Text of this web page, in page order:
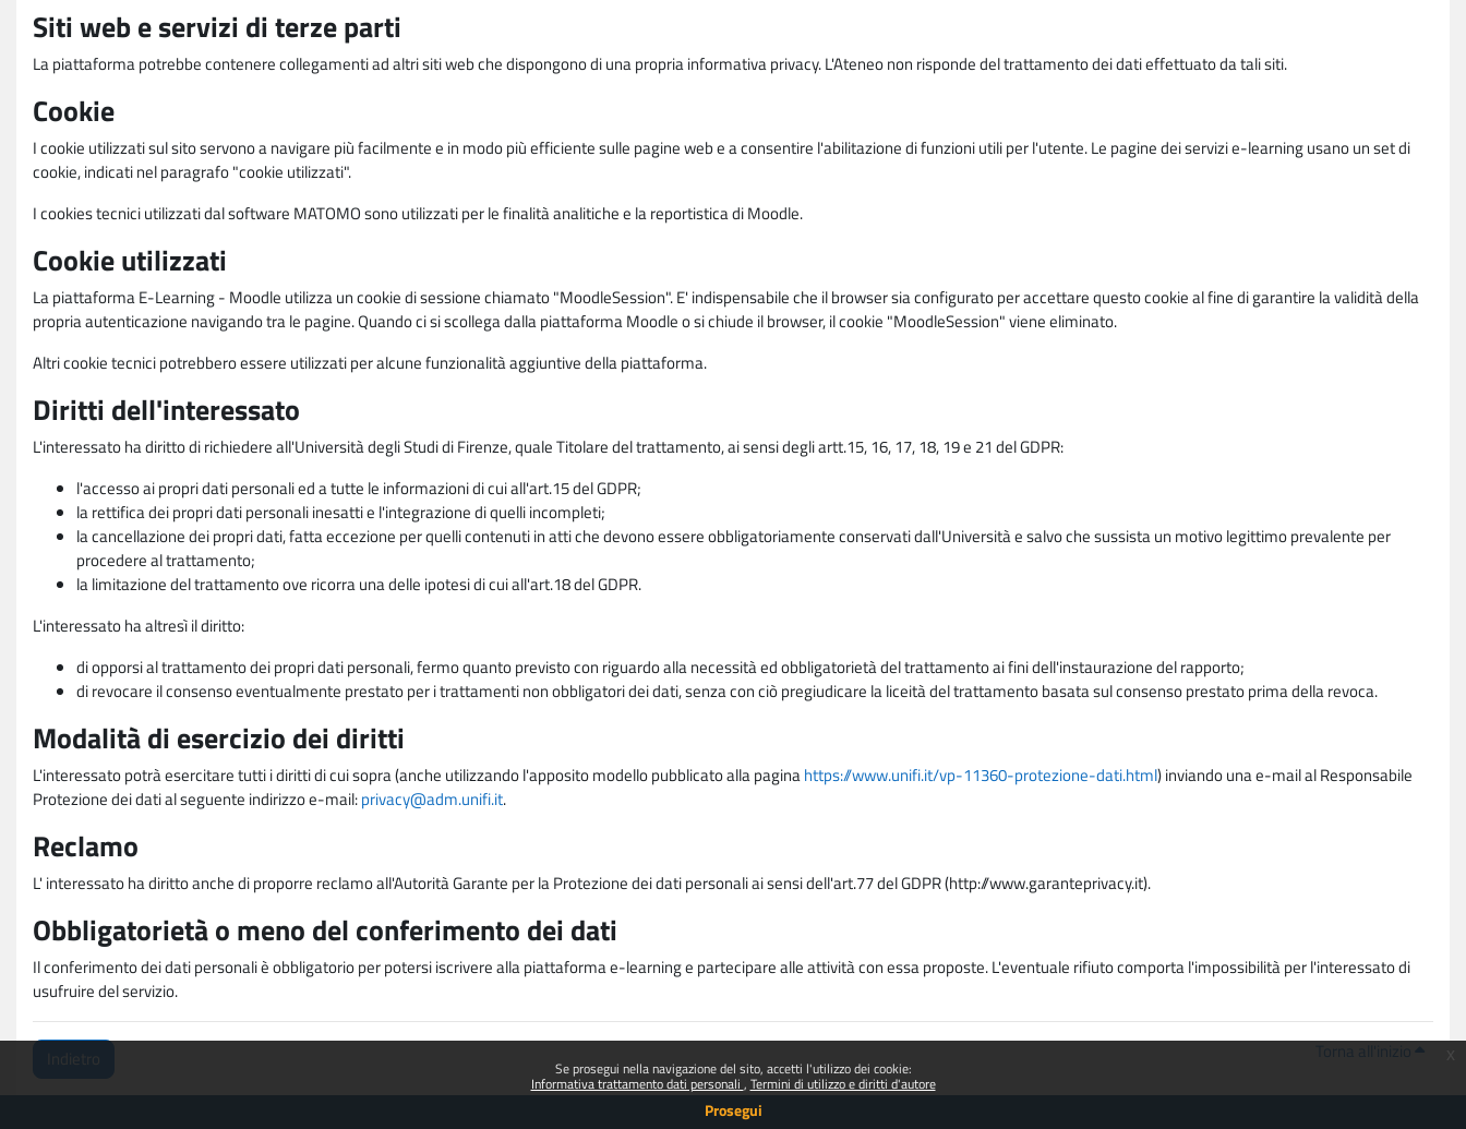
Se prosegui nella navigazione del sito, accetti l'utilizzo dei cookie:
Informativa trattamento dati personali Termini di utilizzo e diritti d'autore
Prosegui
Siti web e servizi di terze parti
La piattaforma potrebbe contenere collegamenti ad altri siti web che dispongono di una propria informativa privacy. L'Ateneo non risponde del trattamento dei dati effettuato da tali siti.
Cookie
I cookie utilizzati sul sito servono a navigare più facilmente e in modo più efficiente sulle pagine web e a consentire l'abilitazione di funzioni utili per l'utente. Le pagine dei servizi e-learning usano un set di
cookie, indicati nel paragrafo "cookie utilizzati".
I cookies tecnici utilizzati dal software MATOMO sono utilizzati per le finalità analitiche e la reportistica di Moodle.
Cookie utilizzati
La piattaforma E-Learning - Moodle utilizza un cookie di sessione chiamato "MoodleSession". E' indispensabile che il browser sia configurato per accettare questo cookie al fine di garantire la validità della
propria autenticazione navigando tra le pagine. Quando ci si scollega dalla piattaforma Moodle o si chiude il browser, il cookie "MoodleSession" viene eliminato.
Altri cookie tecnici potrebbero essere utilizzati per alcune funzionalità aggiuntive della piattaforma.
Diritti dell'interessato
L'interessato ha diritto di richiedere all'Università degli Studi di Firenze, quale Titolare del trattamento, ai sensi degli artt.15, 16, 17, 18, 19 e 21 del GDPR:
l'accesso ai propri dati personali ed a tutte le informazioni di cui all'art.15 del GDPR;
la rettifica dei propri dati personali inesatti e l'integrazione di quelli incompleti;
la cancellazione dei propri dati, fatta eccezione per quelli contenuti in atti che devono essere obbligatoriamente conservati dall'Università e salvo che sussista un motivo legittimo prevalente per
procedere al trattamento;
la limitazione del trattamento ove ricorra una delle ipotesi di cui all'art.18 del GDPR.
L'interessato ha altresì il diritto:
di opporsi al trattamento dei propri dati personali, fermo quanto previsto con riguardo alla necessità ed obbligatorietà del trattamento ai fini dell'instaurazione del rapporto;
di revocare il consenso eventualmente prestato per i trattamenti non obbligatori dei dati, senza con ciò pregiudicare la liceità del trattamento basata sul consenso prestato prima della revoca.
Modalità di esercizio dei diritti
L'interessato potrà esercitare tutti i diritti di cui sopra (anche utilizzando l'apposito modello pubblicato alla paginahttps://www.unifi.it/vp-11360-protezione-dati.html) inviando una e-mail al Responsabile
Protezione dei dati al seguente indirizzo e-mail:privacy@adm.unifi.it.
Reclamo
L' interessato ha diritto anche di proporre reclamo all'Autorità Garante per la Protezione dei dati personali ai sensi dell'art.77 del GDPR (http://www.garanteprivacy.it).
Obbligatorietà o meno del conferimento dei dati
Il conferimento dei dati personali è obbligatorio per potersi iscrivere alla piattaforma e-learning e partecipare alle attività con essa proposte. L'eventuale rifiuto comporta l'impossibilità per l'interessato di
usufruire del servizio.
Indietro Torna all'inizio